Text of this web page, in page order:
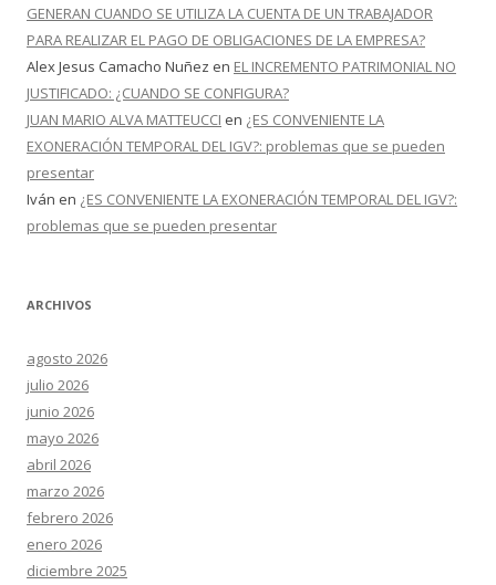
GENERAN CUANDO SE UTILIZA LA CUENTA DE UN TRABAJADOR
PARA REALIZAR EL PAGO DE OBLIGACIONES DE LA EMPRESA?
Alex Jesus Camacho Nuñez en EL INCREMENTO PATRIMONIAL NO
JUSTIFICADO: ¿CUANDO SE CONFIGURA?
JUAN MARIO ALVA MATTEUCCI en ¿ES CONVENIENTE LA
EXONERACIÓN TEMPORAL DEL IGV?: problemas que se pueden
presentar
Iván en ¿ES CONVENIENTE LA EXONERACIÓN TEMPORAL DEL IGV?:
problemas que se pueden presentar
ARCHIVOS
agosto 2026
julio 2026
junio 2026
mayo 2026
abril 2026
marzo 2026
febrero 2026
enero 2026
diciembre 2025